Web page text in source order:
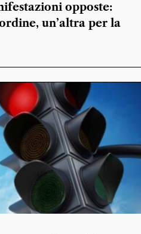
opposte:
un’altra per la